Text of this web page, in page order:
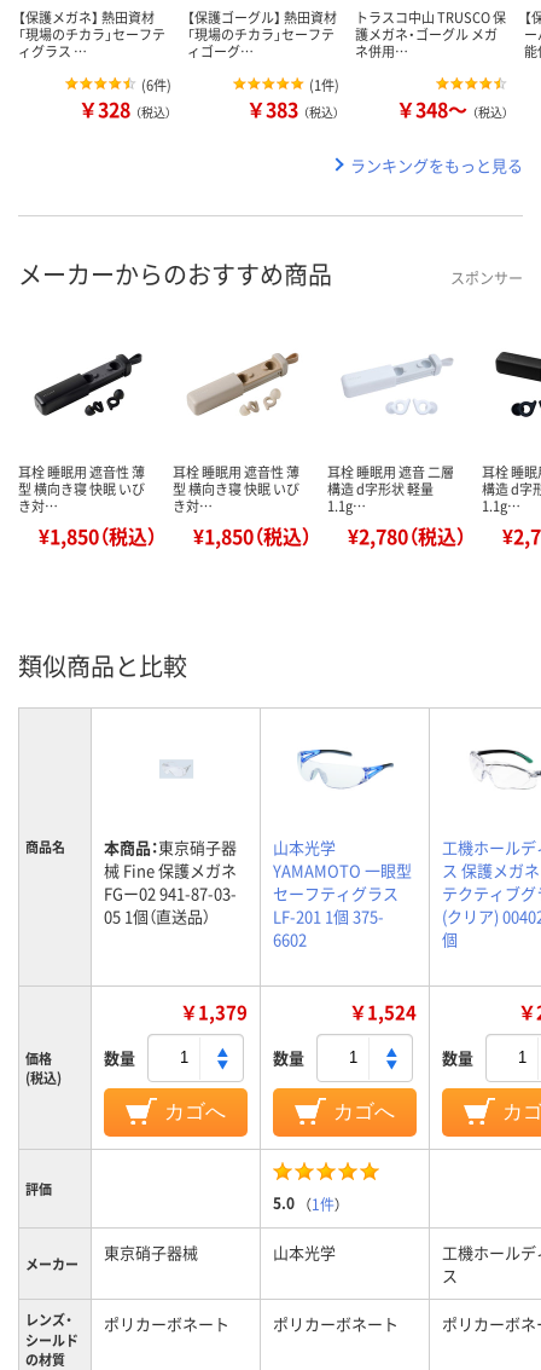
【保護メガネ】 熱田資材
「現場のチカラ」セーフテ
ィグラス …
(6件)
￥328 （税込）
【保護ゴーグル】 熱田資材
「現場のチカラ」セーフテ
ィゴーグ…
(1件)
￥383 （税込）
トラスコ中山 TRUSCO 保
護メガネ・ゴーグル メガ
ネ併用…
￥348～ （税込）
ランキングをもっと見る
メーカーからのおすすめ商品 スポンサー
耳栓 睡眠用 遮音性 薄
型 横向き寝 快眠 いび
き対…
¥1,850（税込）
耳栓 睡眠用 遮音性 薄
型 横向き寝 快眠 いび
き対…
¥1,850（税込）
耳栓 睡眠用 遮音 二層
構造 d字形状 軽量
1.1g…
¥2,780（税込）
耳栓 睡
構造 d字
1.1g…
類似商品と比較
商品名 本商品：東京硝子器
械 Fine 保護メガネ
FGー02 941-87-03-
05 1個（直送品）
山本光学
YAMAMOTO 一眼型
セーフティグラス
LF-201 1個 375-
6602
工機ホール
ス 保護メガ
テクティブグ
(クリア)
個
価格
(税込)
￥1,379
数量
カゴへ
￥1,524
数量
カゴへ
数量
カ
評価
5.0 （1件）
メーカー 東京硝子器械 山本光学
工機ホール
ス
レンズ・
シールド
の材質
ポリカーボネート ポリカーボネート ポリカーボネ